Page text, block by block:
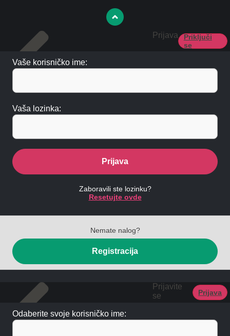
Prijava
Priključi
se
Vaše korisničko ime:
Vaša lozinka:
Prijava
Zaboravili ste lozinku?
Resetujte ovde
Nemate nalog?
Registracija
Prijavite
se
Prijava
Odaberite svoje korisničko ime: